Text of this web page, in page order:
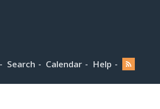
Search Calendar Help